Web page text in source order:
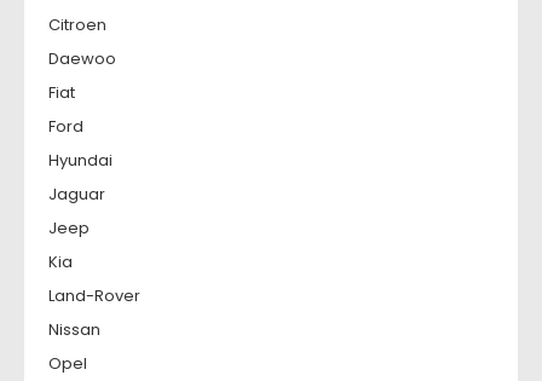
Citroen
Daewoo
Fiat
Ford
Hyundai
Jaguar
Jeep
Kia
Land-Rover
Nissan
Opel